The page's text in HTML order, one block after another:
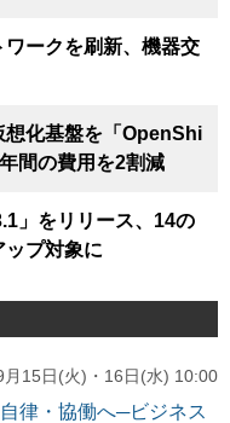
ークを刷新、機器交
化基盤を「OpenShi
間の費用を2割減
」をリリース、14の
プ対象に
月15日(火)・16日(水) 10:00
律・協働へ─ビジネス